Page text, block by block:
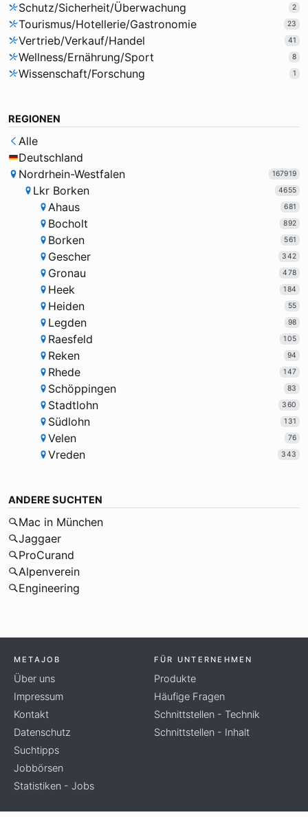
Schutz/Sicherheit/Überwachung 2
Tourismus/Hotellerie/Gastronomie 23
Vertrieb/Verkauf/Handel 41
Wellness/Ernährung/Sport 8
Wissenschaft/Forschung 1
REGIONEN
Alle
Deutschland
Nordrhein-Westfalen
167919
Lkr Borken 4655
Ahaus 681
Bocholt 892
Borken 561
Gescher 342
Gronau 478
Heek 184
Heiden 55
Legden 98
Raesfeld 105
Reken 94
Rhede 147
Schöppingen 83
Stadtlohn 360
Südlohn 131
Velen 76
Vreden 343
ANDERE SUCHTEN
Mac in München
Jaggaer
ProCurand
Alpenverein
Engineering
METAJOB
Über uns
Impressum
Kontakt
Datenschutz
Suchtipps
Jobbörsen
Statistiken - Jobs
FÜR UNTERNEHMEN
Produkte
Häufige Fragen
Schnittstellen - Technik
Schnittstellen - Inhalt